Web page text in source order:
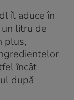
îl aduce în
litru de
plus,
încât
după